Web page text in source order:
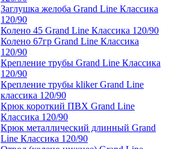
Заглушка желоба Grand Line Классика
120/90
Колено 45 Grand Line Классика 120/90
Колено 67гр Grand Line Классика
120/90
Крепление трубы Grand Line Классика
120/90
Крепление трубы kliker Grand Line
классика 120/90
Крюк короткий ПВХ Grand Line
Классика 120/90
Крюк металлический длинный Grand
Line Классика 120/90